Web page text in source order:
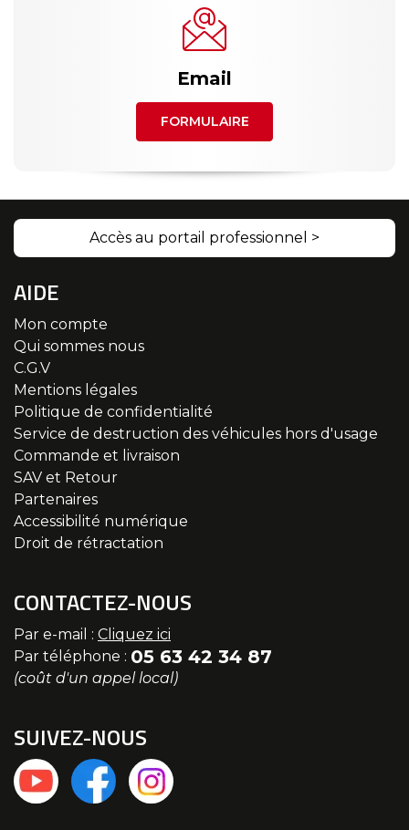
Email
FORMULAIRE
Accès au portail professionnel >
AIDE
Mon compte
Qui sommes nous
C.G.V
Mentions légales
Politique de confidentialité
Service de destruction des véhicules hors d'usage
Commande et livraison
SAV et Retour
Partenaires
Accessibilité numérique
Droit de rétractation
CONTACTEZ-NOUS
Par e-mail : Cliquez ici
Par téléphone : 05 63 42 34 87
(coût d'un appel local)
SUIVEZ-NOUS